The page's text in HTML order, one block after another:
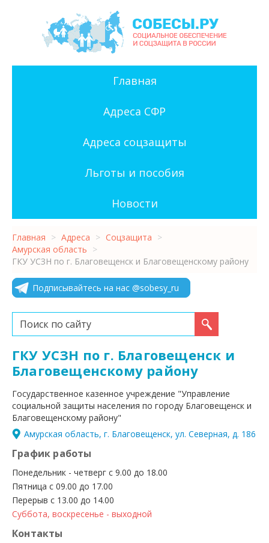
Главная
Адреса СФР
Адреса соцзащиты
Льготы и пособия
Новости
Главная > Адреса > Соцзащита >
Амурская область >
ГКУ УСЗН по г. Благовещенск и Благовещенскому району
Подписывайтесь на нас @sobesy_ru
Искать...
ГКУ УСЗН по г. Благовещенск и
Благовещенскому району
Государственное казенное учреждение "Управление
социальной защиты населения по городу Благовещенск и
Благовещенскому району"
Амурская область, г. Благовещенск, ул. Северная, д. 186
График работы
Понедельник - четверг с 9.00 до 18.00
Пятница с 09.00 до 17.00
Перерыв с 13.00 до 14.00
Суббота, воскресенье - выходной
Контакты